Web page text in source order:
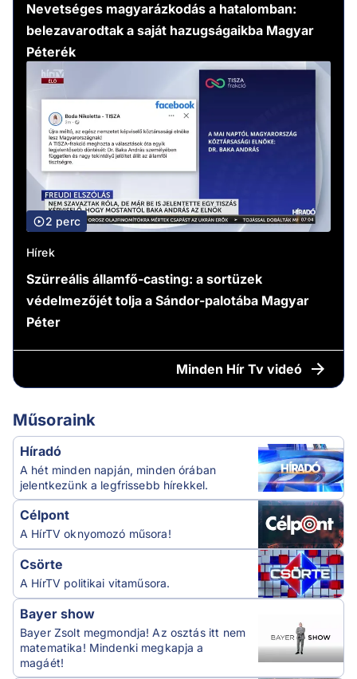
Nevetséges magyarázkodás a hatalomban:
belezavarodtak a saját hazugságaikba Magyar
Péterék
2 perc
Hírek
Szürreális államfő-casting: a sortüzek
védelmezőjét tolja a Sándor-palotába Magyar
Péter
Minden Hír Tv videó
Műsoraink
Híradó
A hét minden napján, minden órában
jelentkezünk a legfrissebb hírekkel.
Célpont
A HírTV oknyomozó műsora!
Csörte
A HírTV politikai vitaműsora.
Bayer show
Bayer Zsolt megmondja! Az osztás itt nem
matematika! Mindenki megkapja a
magáét!